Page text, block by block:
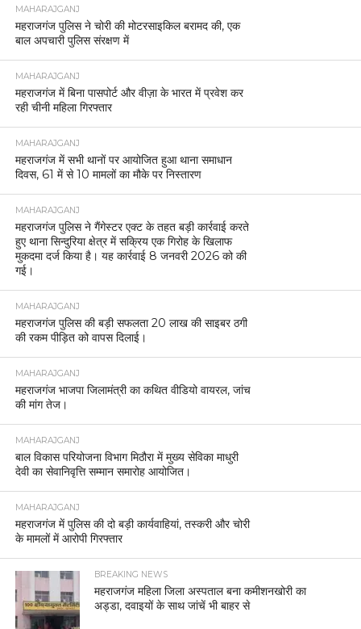
MAHARAJGANJ
महराजगंज पुलिस ने चोरी की मोटरसाइकिल बरामद की, एक
बाल अपचारी पुलिस संरक्षण में
MAHARAJGANJ
महराजगंज में बिना पासपोर्ट और वीज़ा के भारत में प्रवेश कर
रही चीनी महिला गिरफ्तार
MAHARAJGANJ
महराजगंज में सभी थानों पर आयोजित हुआ थाना समाधान
दिवस, 61 में से 10 मामलों का मौके पर निस्तारण
MAHARAJGANJ
महराजगंज पुलिस ने गैंगेस्टर एक्ट के तहत बड़ी कार्रवाई करते
हुए थाना सिन्दुरिया क्षेत्र में सक्रिय एक गिरोह के खिलाफ
मुकदमा दर्ज किया है। यह कार्रवाई 8 जनवरी 2026 को की
गई।
MAHARAJGANJ
महराजगंज पुलिस की बड़ी सफलता 20 लाख की साइबर ठगी
की रकम पीड़ित को वापस दिलाई।
MAHARAJGANJ
महराजगंज भाजपा जिलामंत्री का कथित वीडियो वायरल, जांच
की मांग तेज।
MAHARAJGANJ
बाल विकास परियोजना विभाग मिठौरा में मुख्य सेविका माधुरी
देवी का सेवानिवृत्ति सम्मान समारोह आयोजित।
MAHARAJGANJ
महराजगंज में पुलिस की दो बड़ी कार्यवाहियां, तस्करी और चोरी
के मामलों में आरोपी गिरफ्तार
BREAKING NEWS
महराजगंज महिला जिला अस्पताल बना कमीशनखोरी का
अड्डा, दवाइयों के साथ जांचें भी बाहर से